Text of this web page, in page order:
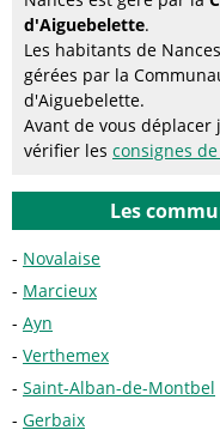
d'Aiguebelette.
Les habitants de
gérées par la
d'Aiguebelette.
Avant de vous
vérifier les consignes
Les
Novalaise
Marcieux
Ayn
Verthemex
Saint-Alban-de-Montbel
Gerbaix